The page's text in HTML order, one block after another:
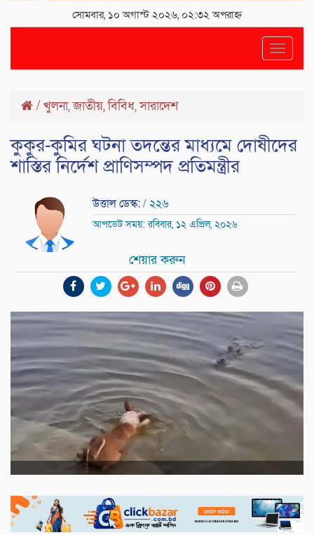
সোমবার, ১০ অগাস্ট ২০২৬, ০২:৩২ অপরাহ্ন
Toggle
/ খুলনা,জাতীয়,বিবিধ,সারাদেশ
কুকুর-কুমির ঘটনা তদন্তের মাধ্যমে দোষীদের
শাস্তির নির্দেশ প্রাণিসম্পদ প্রতিমন্ত্রীর
উত্তাল ডেস্ক:/ ২২৬
আপডেট সময়: রবিবার, ১২ এপ্রিল, ২০২৬
শেয়ার করুন